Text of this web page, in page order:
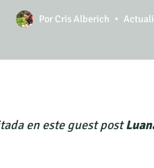
Por Cris Alberich
en este guest post